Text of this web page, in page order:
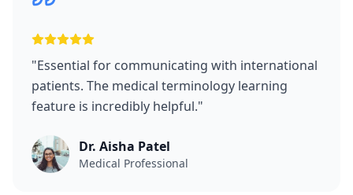
"Essential for communicating with international
patients. The medical terminology learning
feature is incredibly helpful."
Dr. Aisha Patel
Medical Professional